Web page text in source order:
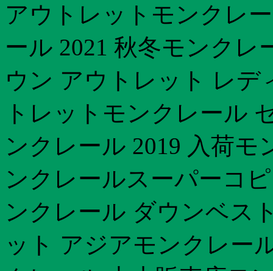
アウトレットモンクレ
ール 2021 秋冬モンク
ウン アウトレット レデ
トレットモンクレール
ンクレール 2019 入荷
ンクレールスーパーコ
ンクレール ダウンベス
ット アジアモンクレー